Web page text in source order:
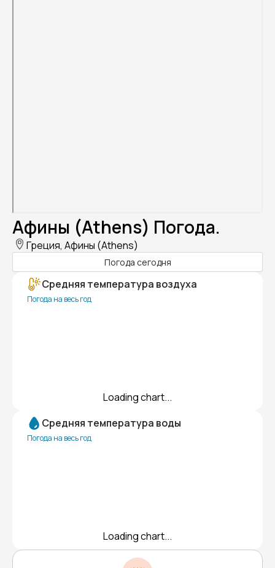
Афины (Athens) Погода.
Греция, Афины (Athens)
Погода сегодня
Средняя температура воздуха
Погода на весь год
Loading chart...
Средняя температура воды
Погода на весь год
Loading chart...